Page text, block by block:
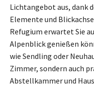
Lichtangebot aus, dank
Elemente und
Refugium erwartet Sie
Alpenblick genießen
wie Sendling oder
Zimmer, sondern auch
Abstellkammer und